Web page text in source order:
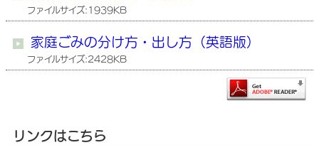
ファイルサイズ:1939KB
家庭ごみの分け方・出し方（英語版）
ファイルサイズ:2428KB
リンクはこちら